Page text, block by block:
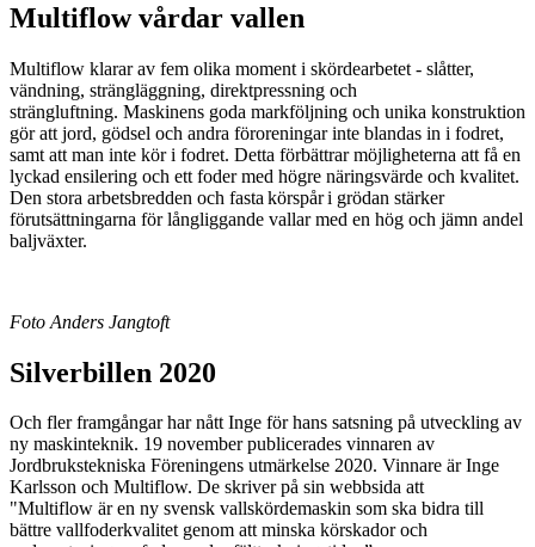
Multiflow vårdar vallen
Multiflow klarar av fem olika moment i skördearbetet - slåtter,
vändning, strängläggning, direktpressning och
strängluftning. Maskinens goda markföljning och unika konstruktion
gör att jord, gödsel och andra föroreningar inte blandas in i fodret,
samt att man inte kör i fodret. Detta förbättrar möjligheterna att få en
lyckad ensilering och ett foder med högre näringsvärde och kvalitet.
Den stora arbetsbredden och fasta körspår i grödan stärker
förutsättningarna för långliggande vallar med en hög och jämn andel
baljväxter.
Foto Anders Jangtoft
Silverbillen 2020
Och fler framgångar har nått Inge för hans satsning på utveckling av
ny maskinteknik. 19 november publicerades vinnaren av
Jordbrukstekniska Föreningens utmärkelse 2020. Vinnare är Inge
Karlsson och Multiflow. De skriver på sin webbsida att
"Multiflow är en ny svensk vallskördemaskin som ska bidra till
bättre vallfoderkvalitet genom att minska körskador och